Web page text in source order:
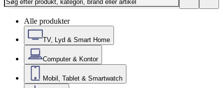
Alle produkter
TV, Lyd & Smart Home
Computer & Kontor
Mobil, Tablet & Smartwatch